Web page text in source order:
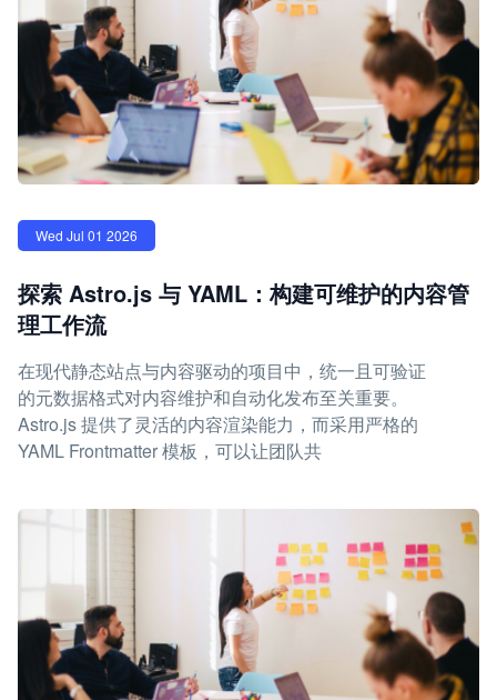
Wed Jul 01 2026
探索 Astro.js 与 YAML：构建可维护的内容管
理工作流
在现代静态站点与内容驱动的项目中，统一且可验证
的元数据格式对内容维护和自动化发布至关重要。
Astro.js 提供了灵活的内容渲染能力，而采用严格的
YAML Frontmatter 模板，可以让团队共